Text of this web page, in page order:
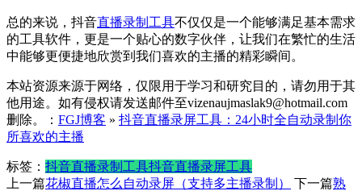
总的来说，抖音直播录制工具不仅仅是一个能够满足基本需求
的工具软件，更是一个贴心的数字伙伴，让我们在繁忙的生活
中能够更便捷地欣赏到我们喜欢的主播的精彩瞬间。
本站资源来源于网络，仅限用于学习和研究目的，请勿用于其
他用途。如有侵权请发送邮件至vizenaujmaslak9@hotmail.com
删除。： FGJ博客 » 抖音直播录屏工具：24小时全自动录制你
所喜欢的主播
标签： 抖音直播录制工具抖音直播录屏工具
上一篇花椒直播怎么自动录屏（支持多主播录制） 下一篇熟